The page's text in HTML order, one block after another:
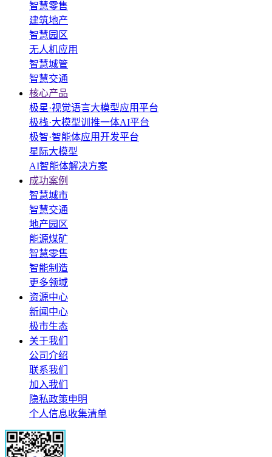
智慧零售
建筑地产
智慧园区
无人机应用
智慧城管
智慧交通
核心产品
极星·视觉语言大模型应用平台
极栈·大模型训推一体AI平台
极智·智能体应用开发平台
星际大模型
AI智能体解决方案
成功案例
智慧城市
智慧交通
地产园区
能源煤矿
智慧零售
智能制造
更多领域
资源中心
新闻中心
极市生态
关于我们
公司介绍
联系我们
加入我们
隐私政策申明
个人信息收集清单